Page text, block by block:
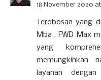
18 November 2020
Terobosan yang
Mba.. FWD Max
yang
memungkinkan
layanan